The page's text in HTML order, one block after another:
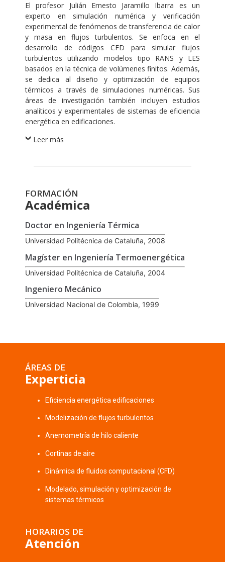
El profesor Julián Ernesto Jaramillo Ibarra es un
experto en simulación numérica y verificación
experimental de fenómenos de transferencia de calor
y masa en flujos turbulentos. Se enfoca en el
desarrollo de códigos CFD para simular flujos
turbulentos utilizando modelos tipo RANS y LES
basados en la técnica de volúmenes finitos. Además,
se dedica al diseño y optimización de equipos
térmicos a través de simulaciones numéricas. Sus
áreas de investigación también incluyen estudios
analíticos y experimentales de sistemas de eficiencia
energética en edificaciones.
Leer más
FORMACIÓN
Académica
Doctor en Ingeniería Térmica
Universidad Politécnica de Cataluña, 2008
Magíster en Ingeniería Termoenergética
Universidad Politécnica de Cataluña, 2004
Ingeniero Mecánico
Universidad Nacional de Colombia, 1999
ÁREAS DE
Experticia
Eficiencia energética edificaciones
Modelización de flujos turbulentos
Anemometría de hilo caliente
Cortinas de aire
Dinámica de fluidos computacional (CFD)
Modelado, simulación y optimización de
sistemas térmicos
HORARIOS DE
Atención